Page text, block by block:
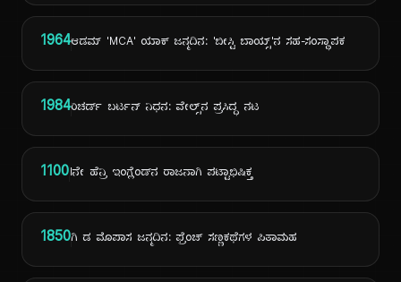
1964ಆಡಮ್ 'MCA' ಯಾಕ್ ಜನ್ಮದಿನ: 'ಬೀಸ್ಟಿ ಬಾಯ್ಸ್'ನ ಸಹ-ಸಂಸ್ಥಾಪಕ
1984ರಿಚರ್ಡ್ ಬರ್ಟನ್ ನಿಧನ: ವೇಲ್ಸ್‌ನ ಪ್ರಸಿದ್ಧ ನಟ
1100Iನೇ ಹೆನ್ರಿ ಇಂಗ್ಲೆಂಡ್‌ನ ರಾಜನಾಗಿ ಪಟ್ಟಾಭಿಷಿಕ್ತ
1850ಗಿ ಡ ಮೊಪಾಸ ಜನ್ಮದಿನ: ಫ್ರೆಂಚ್ ಸಣ್ಣಕಥೆಗಳ ಪಿತಾಮಹ